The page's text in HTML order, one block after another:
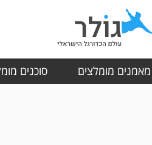
מאמנים מומלצים סוכנים